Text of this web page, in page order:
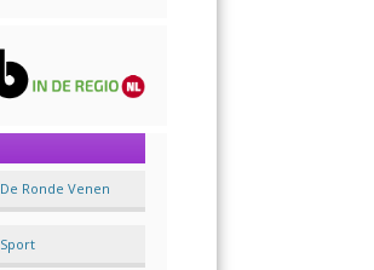
De Ronde Venen
Sport